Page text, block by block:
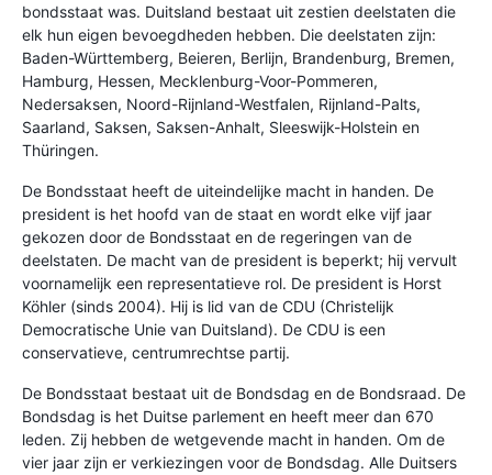
bondsstaat was. Duitsland bestaat uit zestien deelstaten die
elk hun eigen bevoegdheden hebben. Die deelstaten zijn:
Baden-Württemberg, Beieren, Berlijn, Brandenburg, Bremen,
Hamburg, Hessen, Mecklenburg-Voor-Pommeren,
Nedersaksen, Noord-Rijnland-Westfalen, Rijnland-Palts,
Saarland, Saksen, Saksen-Anhalt, Sleeswijk-Holstein en
Thüringen.
De Bondsstaat heeft de uiteindelijke macht in handen. De
president is het hoofd van de staat en wordt elke vijf jaar
gekozen door de Bondsstaat en de regeringen van de
deelstaten. De macht van de president is beperkt; hij vervult
voornamelijk een representatieve rol. De president is Horst
Köhler (sinds 2004). Hij is lid van de CDU (Christelijk
Democratische Unie van Duitsland). De CDU is een
conservatieve, centrumrechtse partij.
De Bondsstaat bestaat uit de Bondsdag en de Bondsraad. De
Bondsdag is het Duitse parlement en heeft meer dan 670
leden. Zij hebben de wetgevende macht in handen. Om de
vier jaar zijn er verkiezingen voor de Bondsdag. Alle Duitsers